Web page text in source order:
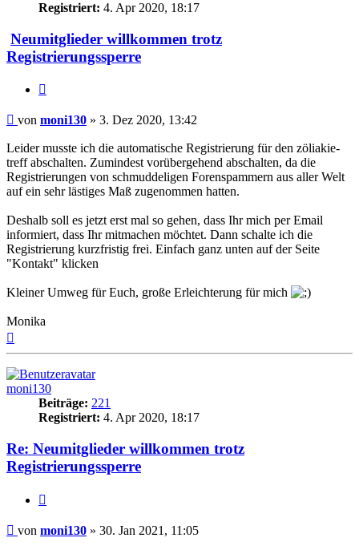
Registriert: 4. Apr 2020, 18:17
Neumitglieder willkommen trotz
Registrierungssperre
Beitrag
von moni130 » 3. Dez 2020, 13:42
Leider musste ich die automatische Registrierung für den zöliakie-
treff abschalten. Zumindest vorübergehend abschalten, da die
Registrierungen von schmuddeligen Forenspammern aus aller Welt
auf ein sehr lästiges Maß zugenommen hatten.
Deshalb soll es jetzt erst mal so gehen, dass Ihr mich per Email
informiert, dass Ihr mitmachen möchtet. Dann schalte ich die
Registrierung kurzfristig frei. Einfach ganz unten auf der Seite
"Kontakt" klicken
Kleiner Umweg für Euch, große Erleichterung für mich
Monika
moni130
Beiträge: 221
Registriert: 4. Apr 2020, 18:17
Re: Neumitglieder willkommen trotz
Registrierungssperre
Beitrag
von moni130 » 30. Jan 2021, 11:05